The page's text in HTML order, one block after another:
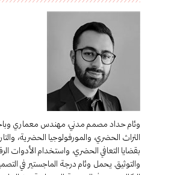
وئام حداد مصمم مدني، مهندس معماري
التراث الحضري، والمورفولوجيا الحضرية،
بقضايا التعافي الحضري، واستخدام الأدوات
والتوثيق. يحمل وئام درجة الماجستير في